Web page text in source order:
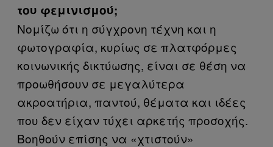
του φεμινισμού;
Νομίζω ότι η σύγχρονη τέχνη και η
φωτογραφία, κυρίως σε πλατφόρμες
κοινωνικής δικτύωσης, είναι σε θέση να
προωθήσουν σε μεγαλύτερα
ακροατήρια, παντού, θέματα και ιδέες
που δεν είχαν τύχει αρκετής προσοχής.
Βοηθούν επίσης να «χτιστούν»